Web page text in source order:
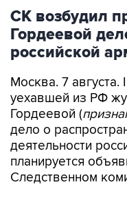
СК возбудил
Гордеевой
российской
Москва. 7 августа.
уехавшей из РФ
Гордеевой (
дело о
деятельности
планируется
Следственном